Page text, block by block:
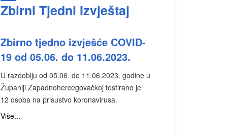
Zbirni Tjedni Izvještaj
Zbirno tjedno izvješće COVID-
19 od 05.06. do 11.06.2023.
U razdoblju od 05.06. do 11.06.2023. godine u
Županiji Zapadnohercegovačkoj testirano je
12 osoba na prisustvo koronavirusa.
Više...